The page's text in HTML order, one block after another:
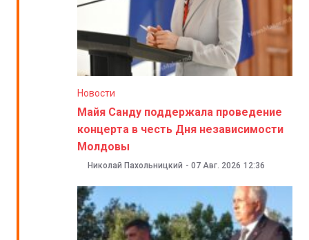
Новости
Майя Санду поддержала проведение
концерта в честь Дня независимости
Молдовы
Николай Пахольницкий - 07 Авг. 2026 12:36